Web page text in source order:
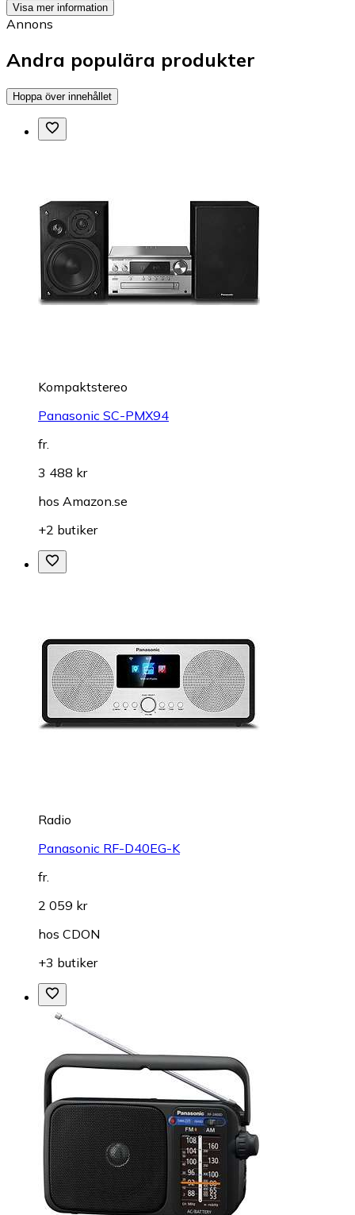
Visa mer information
Annons
Andra populära produkter
Hoppa över innehållet
Kompaktstereo
Panasonic SC-PMX94
fr.
3 488 kr
hos Amazon.se
+2 butiker
Radio
Panasonic RF-D40EG-K
fr.
2 059 kr
hos CDON
+3 butiker